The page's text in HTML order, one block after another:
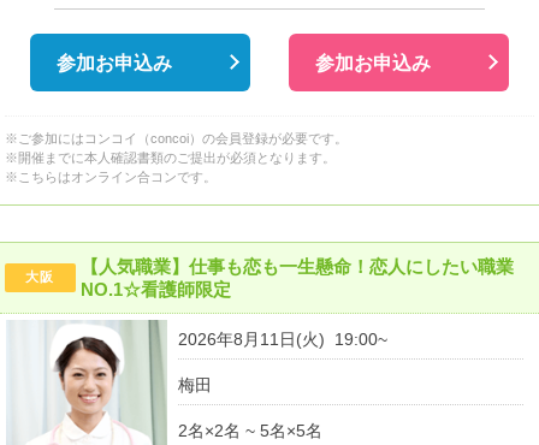
参加お申込み 参加お申込み
※ご参加にはコンコイ（concoi）の会員登録が必要です。
※開催までに本人確認書類のご提出が必須となります。
※こちらはオンライン合コンです。
大阪
【人気職業】仕事も恋も一生懸命！恋人にしたい職業
NO.1☆看護師限定
2026年8月11日(火) 19:00~
梅田
2名×2名 ~ 5名×5名